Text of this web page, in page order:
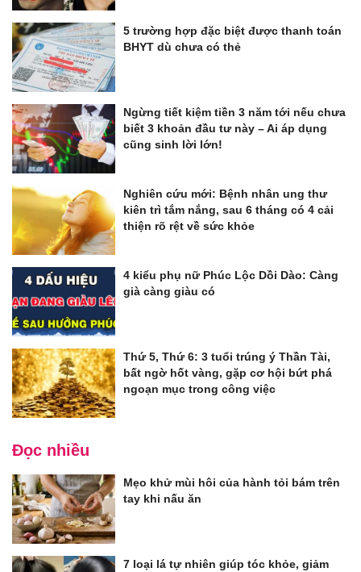
5 trường hợp đặc biệt được thanh toán
BHYT dù chưa có thẻ
Ngừng tiết kiệm tiền 3 năm tới nếu chưa
biết 3 khoản đầu tư này – Ai áp dụng
cũng sinh lời lớn!
Nghiên cứu mới: Bệnh nhân ung thư
kiên trì tắm nắng, sau 6 tháng có 4 cải
thiện rõ rệt về sức khỏe
4 kiểu phụ nữ Phúc Lộc Dồi Dào: Càng
già càng giàu có
Thứ 5, Thứ 6: 3 tuổi trúng ý Thần Tài,
bất ngờ hốt vàng, gặp cơ hội bứt phá
ngoạn mục trong công việc
Đọc nhiều
Mẹo khử mùi hôi của hành tỏi bám trên
tay khi nấu ăn
7 loại lá tự nhiên giúp tóc khỏe, giảm